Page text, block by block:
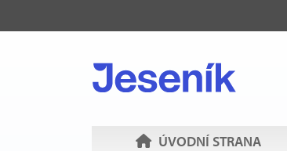
ÚVODNÍ STRANA